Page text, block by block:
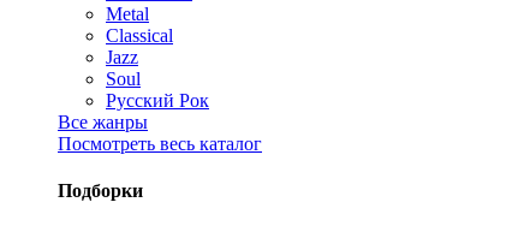
Metal
Classical
Jazz
Soul
Русский Рок
Все жанры
Посмотреть весь каталог
Подборки